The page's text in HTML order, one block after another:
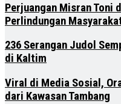
Perjuangan Misran Toni
Perlindungan
236 Serangan Judol
di Kaltim
Viral di Media Sosial,
dari Kawasan Tambang